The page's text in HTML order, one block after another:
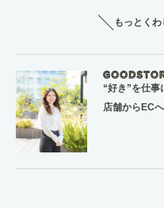
もっとく
“好き”を仕事
店舗からEC